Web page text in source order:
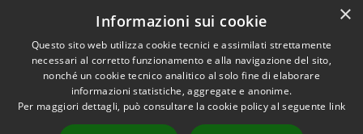
Dichiarazione di accessibilità
Accessibilità
Copyright © 2026 • Comune di
Spoleto • Powered by
×
Informazioni sui cookie
Questo sito web utilizza cookie tecnici e assimilati strettamente
necessari al corretto funzionamento e alla navigazione del sito,
nonché un cookie tecnico analitico al solo fine di elaborare
informazioni statistiche, aggregate e anonime.
Per maggiori dettagli, può consultare la cookie policy al seguente link